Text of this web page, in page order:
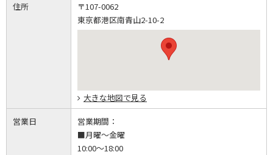
住所
〒107-0062
東京都港区南青山2-10-2
大きな地図で見る
営業日
営業期間：
■月曜～金曜
10:00～18:00